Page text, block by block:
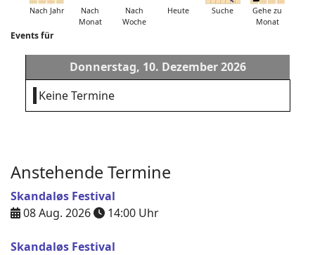
Nach Jahr
Nach
Monat
Nach
Woche
Heute Suche
Gehe zu
Monat
Events für
Donnerstag, 10. Dezember 2026
Keine Termine
Anstehende Termine
Skandaløs Festival
08 Aug. 2026
14:00 Uhr
Skandaløs Festival